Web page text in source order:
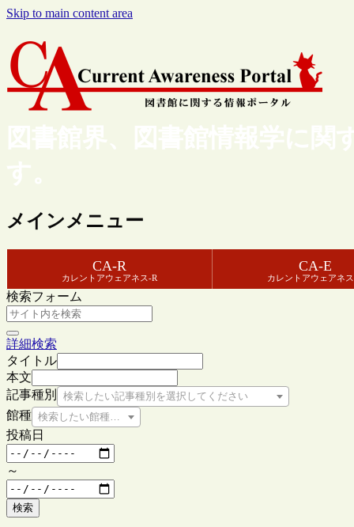
Skip to main content area
図書館界、図書館情報学に
す。
メインメニュー
CA-R
カレントアウェアネス-R
CA-E
カレントアウェアネ
検索フォーム
詳細検索
タイトル
本文
記事種別
検索したい記事種別を選択してください
館種 検索したい館種を選択してください
投稿日
～
検索